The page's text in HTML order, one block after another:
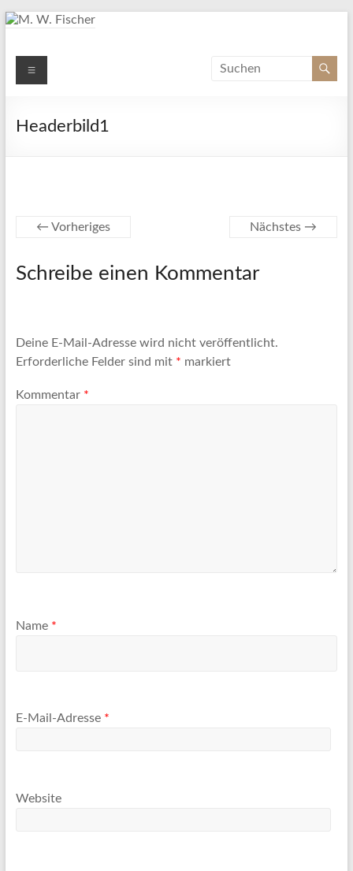
Zum
M. W. Fischer
Menü
Headerbild1
← Vorheriges Nächstes →
Schreibe einen Kommentar
Deine E-Mail-Adresse wird nicht veröffentlicht.
Erforderliche Felder sind mit * markiert
Kommentar *
Name *
E-Mail-Adresse *
Website